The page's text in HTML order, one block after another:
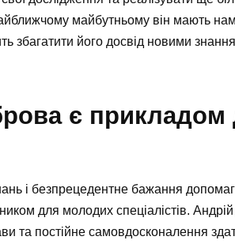
майбутньому він мають
збагатити його досвід новими
є прикладом
і безпрецедентне бажання
для молодих спеціалістів.
та постійне самовдосконалення